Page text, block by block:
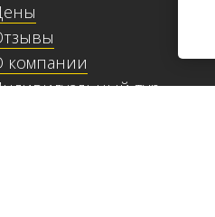
компании
тур